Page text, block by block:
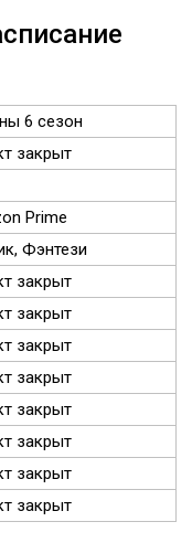
6 сезон
закрыт
Prime
Фэнтези
закрыт
закрыт
закрыт
закрыт
закрыт
закрыт
закрыт
закрыт